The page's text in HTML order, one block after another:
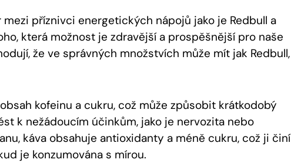
příznivci energetických nápojů jako je Redbull a
která možnost je zdravější a prospěšnější pro naše
že ve správných množstvích může mít jak Redbull,
kofeinu a cukru, což může způsobit krátkodobý
k nežádoucím účinkům, jako je nervozita nebo
káva obsahuje antioxidanty a méně cukru, což ji činí
je konzumována s mírou.